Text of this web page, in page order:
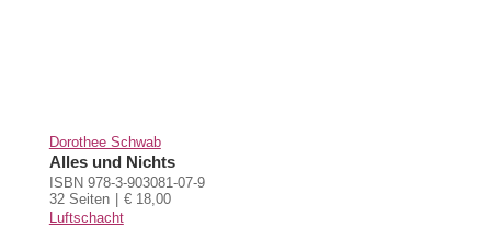
Dorothee Schwab
Alles und Nichts
ISBN 978-3-903081-07-9
32 Seiten
€ 18,00
Luftschacht